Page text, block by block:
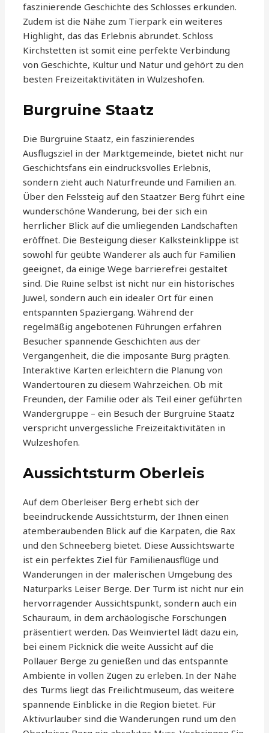
faszinierende Geschichte des Schlosses erkunden.
Zudem ist die Nähe zum Tierpark ein weiteres
Highlight, das das Erlebnis abrundet. Schloss
Kirchstetten ist somit eine perfekte Verbindung
von Geschichte, Kultur und Natur und gehört zu den
besten Freizeitaktivitäten in Wulzeshofen.
Burgruine Staatz
Die Burgruine Staatz, ein faszinierendes
Ausflugsziel in der Marktgemeinde, bietet nicht nur
Geschichtsfans ein eindrucksvolles Erlebnis,
sondern zieht auch Naturfreunde und Familien an.
Über den Felssteig auf den Staatzer Berg führt eine
wunderschöne Wanderung, bei der sich ein
herrlicher Blick auf die umliegenden Landschaften
eröffnet. Die Besteigung dieser Kalksteinklippe ist
sowohl für geübte Wanderer als auch für Familien
geeignet, da einige Wege barrierefrei gestaltet
sind. Die Ruine selbst ist nicht nur ein historisches
Juwel, sondern auch ein idealer Ort für einen
entspannten Spaziergang. Während der
regelmäßig angebotenen Führungen erfahren
Besucher spannende Geschichten aus der
Vergangenheit, die die imposante Burg prägten.
Interaktive Karten erleichtern die Planung von
Wandertouren zu diesem Wahrzeichen. Ob mit
Freunden, der Familie oder als Teil einer geführten
Wandergruppe – ein Besuch der Burgruine Staatz
verspricht unvergessliche Freizeitaktivitäten in
Wulzeshofen.
Aussichtsturm Oberleis
Auf dem Oberleiser Berg erhebt sich der
beeindruckende Aussichtsturm, der Ihnen einen
atemberaubenden Blick auf die Karpaten, die Rax
und den Schneeberg bietet. Diese Aussichtswarte
ist ein perfektes Ziel für Familienausflüge und
Wanderungen in der malerischen Umgebung des
Naturparks Leiser Berge. Der Turm ist nicht nur ein
hervorragender Aussichtspunkt, sondern auch ein
Schauraum, in dem archäologische Forschungen
präsentiert werden. Das Weinviertel lädt dazu ein,
bei einem Picknick die weite Aussicht auf die
Pollauer Berge zu genießen und das entspannte
Ambiente in vollen Zügen zu erleben. In der Nähe
des Turms liegt das Freilichtmuseum, das weitere
spannende Einblicke in die Region bietet. Für
Aktivurlauber sind die Wanderungen rund um den